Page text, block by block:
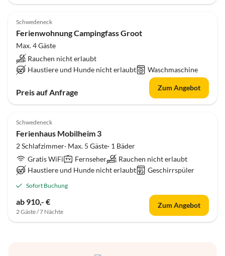
Schwedeneck
Ferienwohnung Campingfass Groot
Max. 4 Gäste
Rauchen nicht erlaubt
Haustiere und Hunde nicht erlaubt
Waschmaschine
Preis auf Anfrage Zum Angebot
Schwedeneck
Ferienhaus Mobilheim 3
2 Schlafzimmer· Max. 5 Gäste· 1 Bäder
Gratis WiFi
Fernseher
Rauchen nicht erlaubt
Haustiere und Hunde nicht erlaubt
Geschirrspüler
Sofort Buchung
ab 910,- €
2 Gäste / 7 Nächte
Zum Angebot